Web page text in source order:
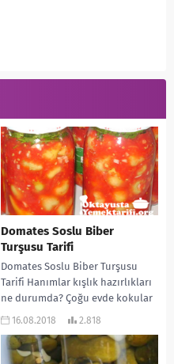
Domates Soslu Biber
Turşusu Tarifi
Domates Soslu Biber Turşusu
Tarifi Hanımlar kışlık hazırlıkları
ne durumda? Çoğu evde kokular
yayılmaya başladı. Yazın taze taze
16.08.2018 2.818